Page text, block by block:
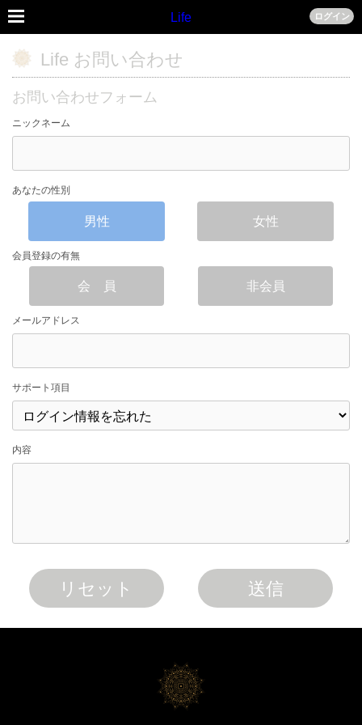
Life ログイン
Life お問い合わせ
お問い合わせフォーム
ニックネーム
あなたの性別
男性 女性
会員登録の有無
会 員 非会員
メールアドレス
サポート項目
内容